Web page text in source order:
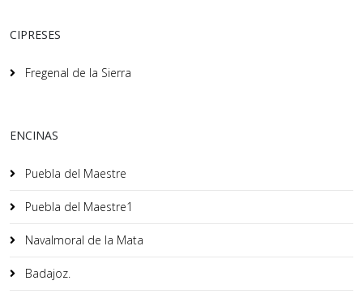
CIPRESES
Fregenal de la Sierra
ENCINAS
Puebla del Maestre
Puebla del Maestre1
Navalmoral de la Mata
Badajoz.